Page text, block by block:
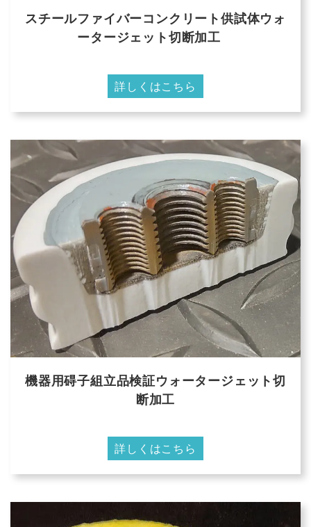
スチールファイバーコンクリート供試体ウォ
ータージェット切断加工
詳しくはこちら
機器用碍子組立品検証ウォータージェット切
断加工
詳しくはこちら